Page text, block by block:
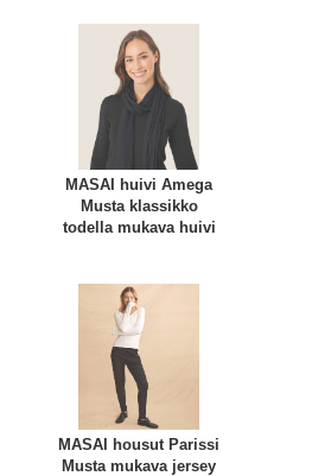
MASAI huivi Amega
Musta klassikko
todella mukava huivi
MASAI housut Parissi
Musta mukava jersey